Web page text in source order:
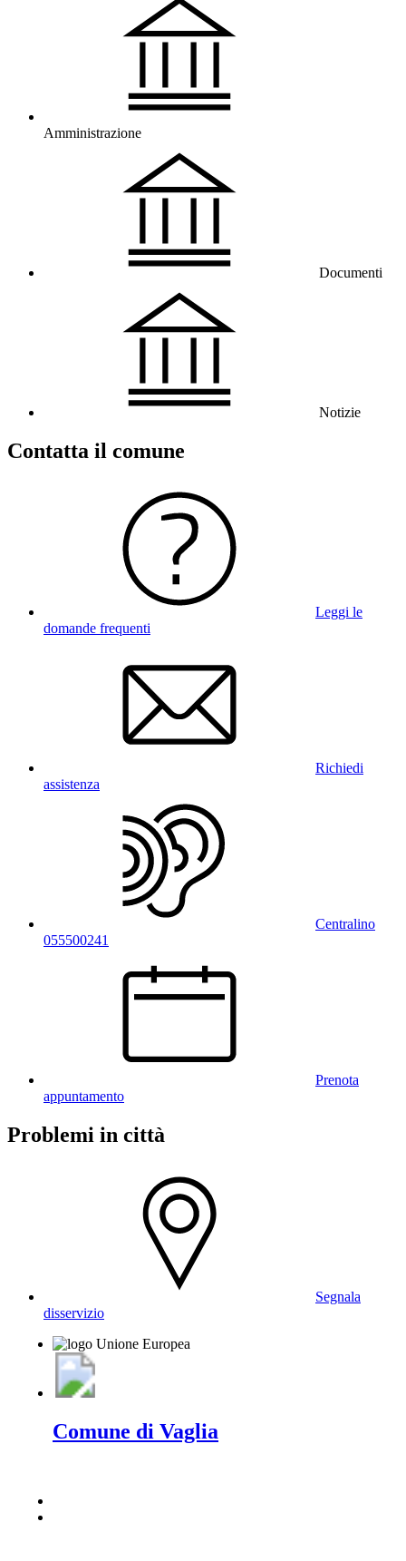
Amministrazione
Documenti
Notizie
Contatta il comune
Leggi le
domande frequenti
Richiedi
assistenza
Centralino
055500241
Prenota
appuntamento
Problemi in città
Segnala
disservizio
Comune di Vaglia